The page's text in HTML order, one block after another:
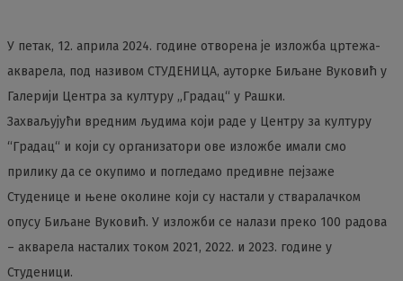
У петак, 12. априла 2024. године отворена је изложба цртежа-
акварела, под називом СТУДЕНИЦА, ауторке Биљане Вуковић у
Галерији Центра за културу „Градац“ у Рашки.
Захваљујући вредним људима који раде у Центру за културу
“Градац“ и који су организатори ове изложбе имали смо
прилику да се окупимо и погледамо предивне пејзаже
Студенице и њене околине који су настали у стваралачком
опусу Биљане Вуковић. У изложби се налази преко 100 радова
– акварела насталих током 2021, 2022. и 2023. године у
Студеници.